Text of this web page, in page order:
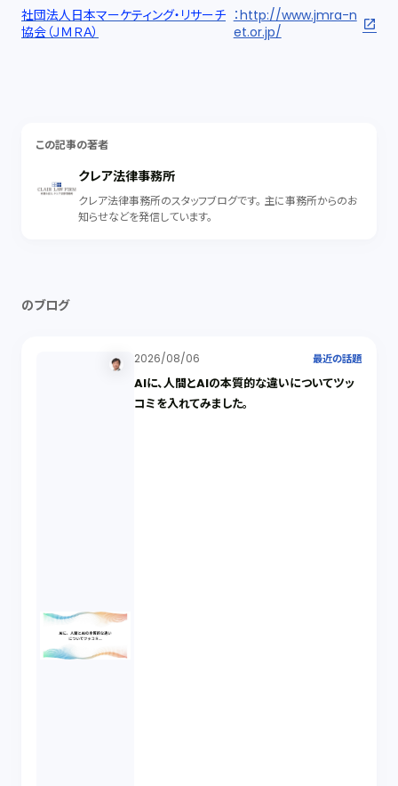
社団法人日本マーケティング・リサーチ
協会（ＪＭＲＡ）
：http://www.jmra-n
et.or.jp/
この記事の著者
クレア法律事務所
クレア法律事務所のスタッフブログです。 主に事務所からのお
知らせなどを発信しています。
のブログ
2026/08/06 最近の話題
AIに、人間とAIの本質的な違いについてツッ
コミを入れてみました。